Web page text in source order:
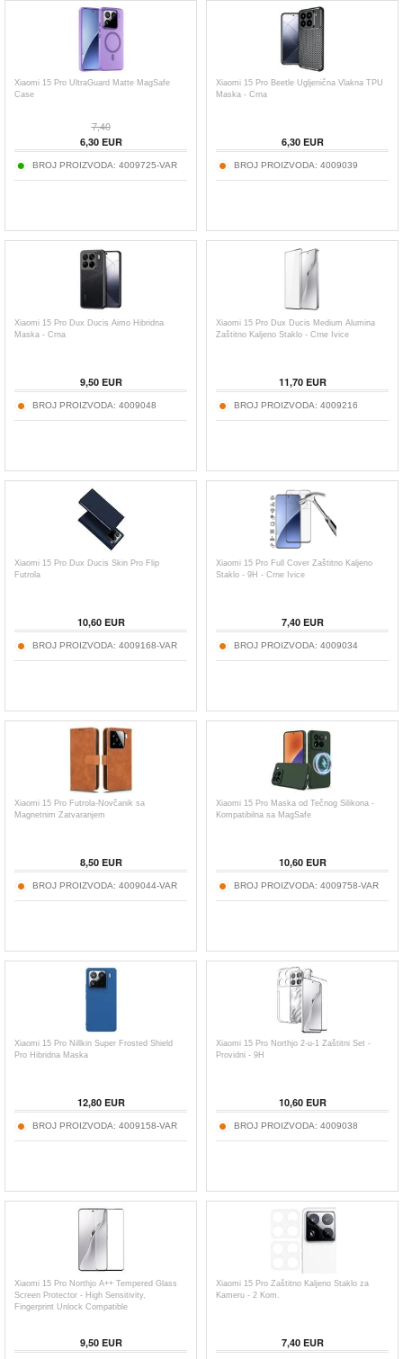
Xiaomi 15 Pro UltraGuard Matte MagSafe
Case
7,40
6,30EUR
BROJ PROIZVODA: 4009725-VAR
Xiaomi 15 Pro Beetle Ugljenična Vlakna TPU
Maska - Crna
6,30EUR
BROJ PROIZVODA: 4009039
Xiaomi 15 Pro Dux Ducis Aimo Hibridna
Maska - Crna
9,50EUR
BROJ PROIZVODA: 4009048
Xiaomi 15 Pro Dux Ducis Medium Alumina
Zaštitno Kaljeno Staklo - Crne Ivice
11,70EUR
BROJ PROIZVODA: 4009216
Xiaomi 15 Pro Dux Ducis Skin Pro Flip
Futrola
10,60EUR
BROJ PROIZVODA: 4009168-VAR
Xiaomi 15 Pro Full Cover Zaštitno Kaljeno
Staklo - 9H - Crne Ivice
7,40EUR
BROJ PROIZVODA: 4009034
Xiaomi 15 Pro Futrola-Novčanik sa
Magnetnim Zatvaranjem
8,50EUR
BROJ PROIZVODA: 4009044-VAR
Xiaomi 15 Pro Maska od Tečnog Silikona -
Kompatibilna sa MagSafe
10,60EUR
BROJ PROIZVODA: 4009758-VAR
Xiaomi 15 Pro Nillkin Super Frosted Shield
Pro Hibridna Maska
12,80EUR
BROJ PROIZVODA: 4009158-VAR
Xiaomi 15 Pro Northjo 2-u-1 Zaštitni Set -
Providni - 9H
10,60EUR
BROJ PROIZVODA: 4009038
Xiaomi 15 Pro Northjo A++ Tempered Glass
Screen Protector - High Sensitivity,
Fingerprint Unlock Compatible
9,50EUR
Xiaomi 15 Pro Zaštitno Kaljeno Staklo za
Kameru - 2 Kom.
7,40EUR